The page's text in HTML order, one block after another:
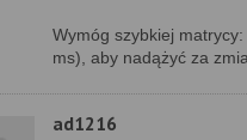
Wymóg szybkiej
ms), aby nadążyć za
ad1216